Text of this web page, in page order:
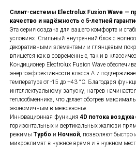
Сплит-системы Electrolux Fusion Wave —
качество и надёжность с 5-летней
Эта серия создана для вашего комфорта и
условиях. Стильный внутренний блок с
декоративными элементами и глянцевым
впишется как в современные, так и в
Кондиционер Electrolux Fusion Wave
энергоэффективности класса А и
температуре от -15 до +43 °C. Благодаря
интеллектуальному запуску, нагрев
теплообменника, что делает обогрев
экономичным в межсезонье.
Инновационная функция 4D потока воздуха
горизонтальных и вертикальных жалюзи
режимы Турбо и Ночной, позволяют быстро
микроклимат в нужное время и в нужном